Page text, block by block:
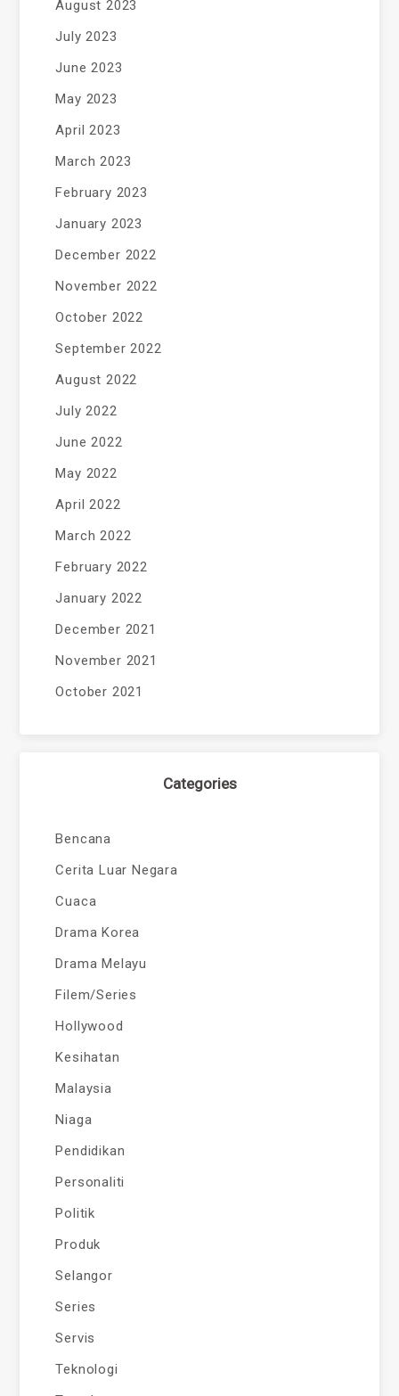
August 2023
July 2023
June 2023
May 2023
April 2023
March 2023
February 2023
January 2023
December 2022
November 2022
October 2022
September 2022
August 2022
July 2022
June 2022
May 2022
April 2022
March 2022
February 2022
January 2022
December 2021
November 2021
October 2021
Categories
Bencana
Cerita Luar Negara
Cuaca
Drama Korea
Drama Melayu
Filem/Series
Hollywood
Kesihatan
Malaysia
Niaga
Pendidikan
Personaliti
Politik
Produk
Selangor
Series
Servis
Teknologi